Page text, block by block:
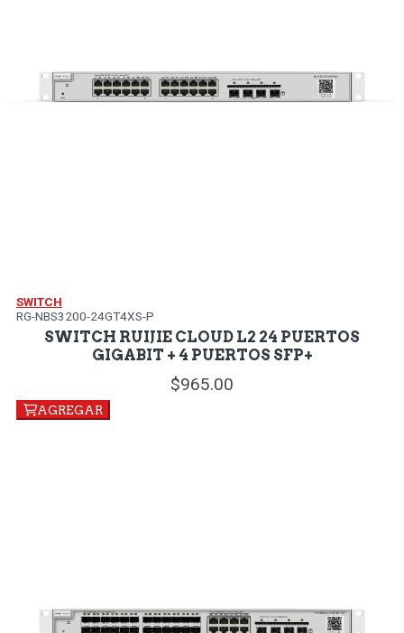
SWITCH
RG-NBS3200-24GT4XS-P
SWITCH RUIJIE CLOUD L2 24 PUERTOS
GIGABIT + 4 PUERTOS SFP+
965.00
AGREGAR